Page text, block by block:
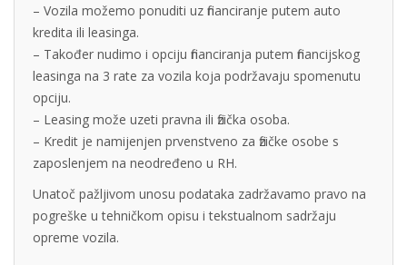
– Vozila možemo ponuditi uz financiranje putem auto
kredita ili leasinga.
– Također nudimo i opciju financiranja putem financijskog
leasinga na 3 rate za vozila koja podržavaju spomenutu
opciju.
– Leasing može uzeti pravna ili fizička osoba.
– Kredit je namijenjen prvenstveno za fizičke osobe s
zaposlenjem na neodređeno u RH.
Unatoč pažljivom unosu podataka zadržavamo pravo na
pogreške u tehničkom opisu i tekstualnom sadržaju
opreme vozila.